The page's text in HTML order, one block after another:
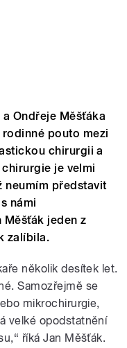
Ondřeje Měšťáka
pouto mezi
chirurgii a
je velmi
neumím představit
námi
Měšťák jeden z
zalíbila.
několik desítek let.
Samozřejmě se
mikrochirurgie,
velké opodstatnění
říká Jan Měšťák.